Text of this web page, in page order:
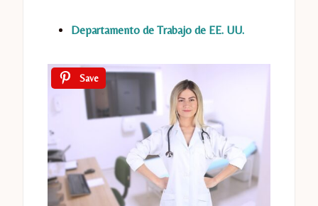
Departamento de Trabajo de EE. UU.
Save